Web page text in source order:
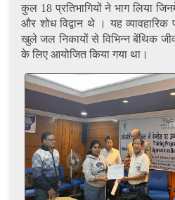
कुल 18 प्रतिभागियों ने भाग लिया
और शोध विद्वान थे । यह
खुले जल निकायों से विभिन्न बेंथिक
के लिए आयोजित किया गया था।